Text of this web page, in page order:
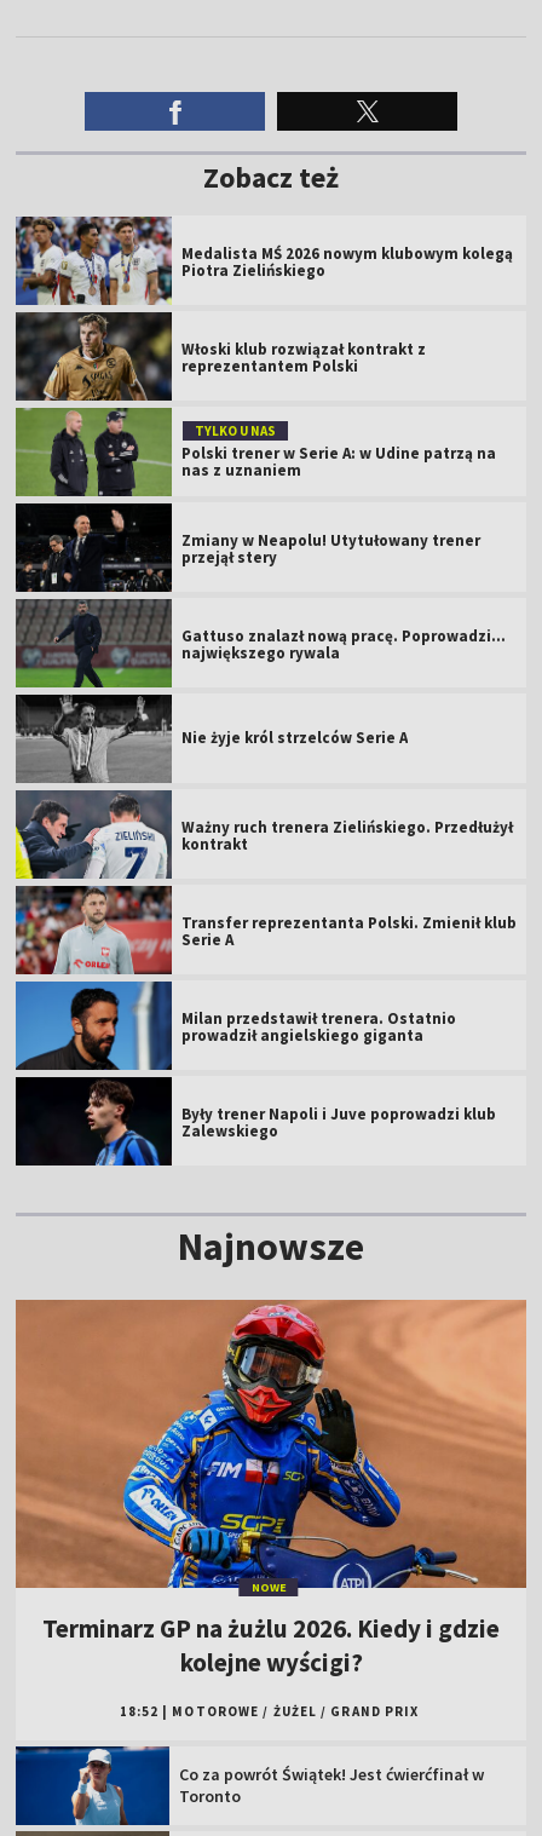
Zobacz też
Medalista MŚ 2026 nowym klubowym kolegą
Piotra Zielińskiego
Włoski klub rozwiązał kontrakt z
reprezentantem Polski
TYLKO U NAS
Polski trener w Serie A: w Udine patrzą na
nas z uznaniem
Zmiany w Neapolu! Utytułowany trener
przejął stery
Gattuso znalazł nową pracę. Poprowadzi...
największego rywala
Nie żyje król strzelców Serie A
Ważny ruch trenera Zielińskiego. Przedłużył
kontrakt
Transfer reprezentanta Polski. Zmienił klub
Serie A
Milan przedstawił trenera. Ostatnio
prowadził angielskiego giganta
Były trener Napoli i Juve poprowadzi klub
Zalewskiego
Najnowsze
NOWE
Terminarz GP na żużlu 2026. Kiedy i gdzie
kolejne wyścigi?
18:52 | MOTOROWE / ŻUŻEL / GRAND PRIX
Co za powrót Świątek! Jest ćwierćfinał w
Toronto